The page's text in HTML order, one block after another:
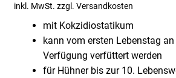
inkl. MwSt. zzgl. Versandkosten
mit Kokzidiostatikum
kann vom ersten Lebenstag
Verfügung verfüttert werden
für Hühner bis zur 10.